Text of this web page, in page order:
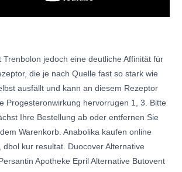
Trenbolon jedoch eine deutliche Affinität für
die je nach Quelle fast so stark wie
ausfällt und kann an diesem Rezeptor
Progesteronwirkung hervorrugen 1, 3. Bitte
Ihre Bestellung ab oder entfernen Sie
Warenkorb. Anabolika kaufen online
kur resultat. Duocover Alternative
Apotheke Epril Alternative Butovent